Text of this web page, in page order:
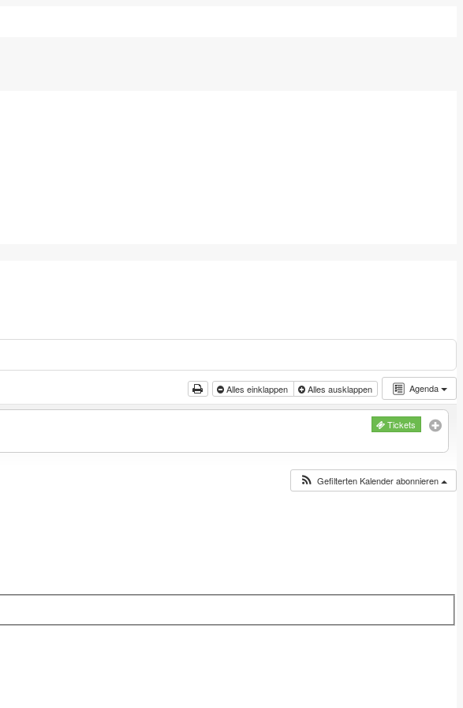
Agenda
Alles einklappen Alles ausklappen
Tickets
Gefilterten Kalender abonnieren